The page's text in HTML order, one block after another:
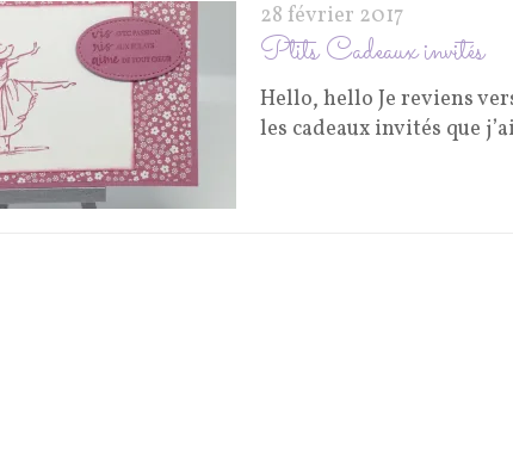
28 février 2017
Ptits Cadeaux invités
Hello, hello Je reviens
les cadeaux invités que